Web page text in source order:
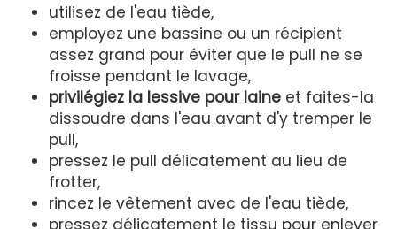
utilisez de l'eau tiède,
employez une bassine ou un récipient
assez grand pour éviter que le pull ne se
froisse pendant le lavage,
privilégiez la lessive pour laine et faites-la
dissoudre dans l'eau avant d'y tremper le
pull,
pressez le pull délicatement au lieu de
frotter,
rincez le vêtement avec de l'eau tiède,
pressez délicatement le tissu pour enlever